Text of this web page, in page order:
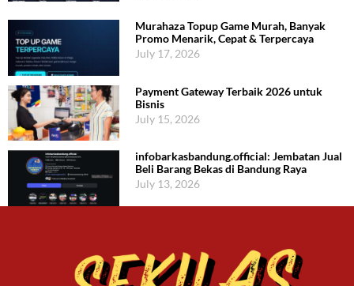
Murahaza Topup Game Murah, Banyak
Promo Menarik, Cepat & Terpercaya
July 17, 2026
Payment Gateway Terbaik 2026 untuk
Bisnis
July 15, 2026
infobarkasbandung.official: Jembatan Jual
Beli Barang Bekas di Bandung Raya
July 13, 2026